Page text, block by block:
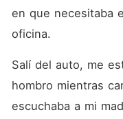
en que necesitaba
oficina.
Salí del auto, me
hombro mientras
escuchaba a mi